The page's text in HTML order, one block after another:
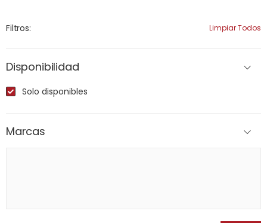
Filtros: Limpiar Todos
Disponibilidad
Solo disponibles
Marcas